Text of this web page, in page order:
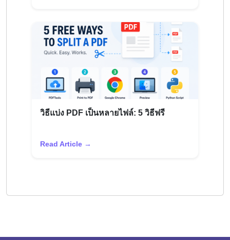
วิธีแบ่ง PDF เป็นหลายไฟล์: 5 วิธีฟรี
Read Article →